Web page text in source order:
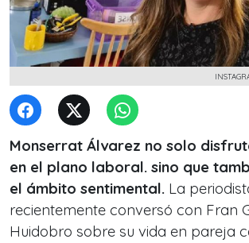
Monserrat Álvarez no solo
en el plano laboral. sino que
el ámbito sentimental. La
recientemente conversó con Fran
Huidobro sobre su vida en pareja